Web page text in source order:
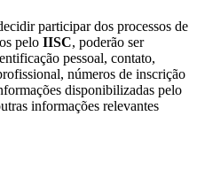
participar dos processos de
pelo IISC, poderão ser
pessoal, contato,
números de inscrição
disponibilizadas pelo
informações relevantes